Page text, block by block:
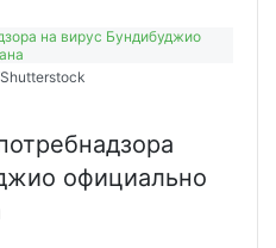
официально